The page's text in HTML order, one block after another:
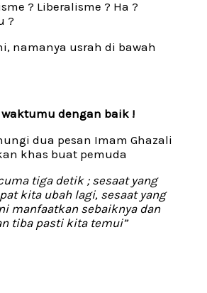
? Liberalisme ? Ha ?
?
namanya usrah di bawah
dengan baik !
dua pesan Imam Ghazali
khas buat pemuda
tiga detik ; sesaat yang
kita ubah lagi, sesaat yang
manfaatkan sebaiknya dan
tiba pasti kita temui”